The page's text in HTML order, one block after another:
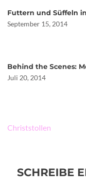
Futtern und Süffeln
September 15, 2014
Behind the Scenes:
Juli 20, 2014
Christstollen
SCHREIBE